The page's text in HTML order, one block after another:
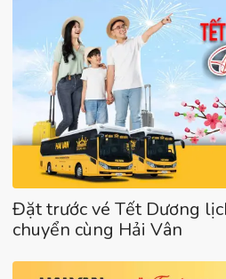
Đặt trước vé Tết Dương
chuyển cùng Hải Vân